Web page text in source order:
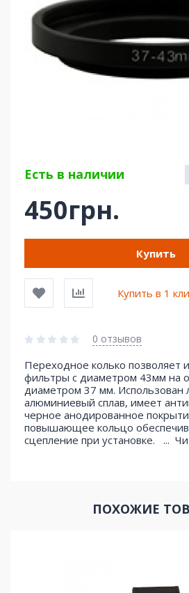
Есть в наличии
450грн.
Купить
Купить в 1
0 отзывов
Переходное колько позволяет
фильтры с диаметром 43мм на
диаметром 37 мм. Использован
алюминиевый сплав, имеет
черное анодированное
повышающее кольцо
сцепление при установке. ...
ПОХОЖИЕ